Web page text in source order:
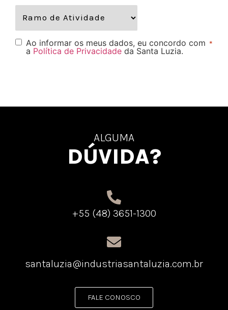
Ao informar os meus dados, eu concordo com
a Política de Privacidade da Santa Luzia.
*
ALGUMA
DÚVIDA?
+55 (48) 3651-1300
santaluzia@industriasantaluzia.com.br
FALE CONOSCO